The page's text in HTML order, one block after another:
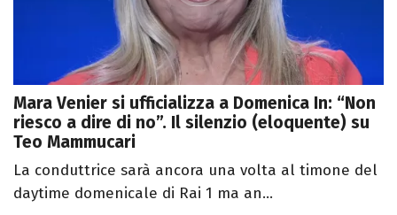
Mara Venier si ufficializza a Domenica In: “Non
riesco a dire di no”. Il silenzio (eloquente) su
Teo Mammucari
La conduttrice sarà ancora una volta al timone del
daytime domenicale di Rai 1 ma an...